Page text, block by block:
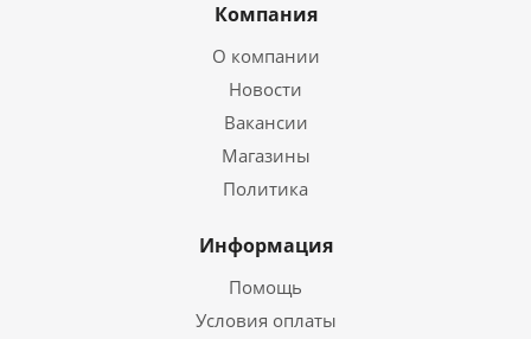
Компания
О компании
Новости
Вакансии
Магазины
Политика
Информация
Помощь
Условия оплаты